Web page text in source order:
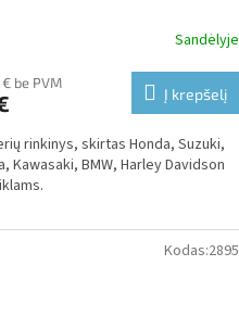
Sandėlyje
be PVM
Į krepšelį
rinkinys, skirtas Honda, Suzuki,
Kawasaki, BMW, Harley Davidson
Kodas:2895